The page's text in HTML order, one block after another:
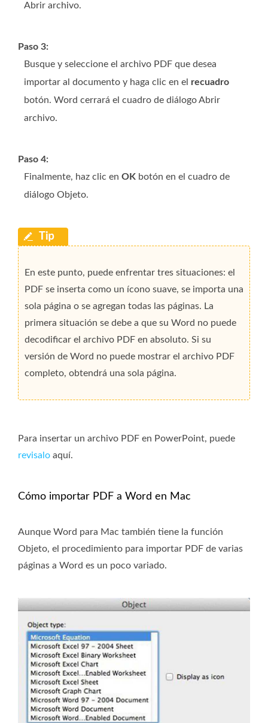
Abrir archivo.
Paso 3:
Busque y seleccione el archivo PDF que desea
importar al documento y haga clic en el recuadro
botón. Word cerrará el cuadro de diálogo Abrir
archivo.
Paso 4:
Finalmente, haz clic en OK botón en el cuadro de
diálogo Objeto.
En este punto, puede enfrentar tres situaciones: el
PDF se inserta como un ícono suave, se importa una
sola página o se agregan todas las páginas. La
primera situación se debe a que su Word no puede
decodificar el archivo PDF en absoluto. Si su
versión de Word no puede mostrar el archivo PDF
completo, obtendrá una sola página.
Para insertar un archivo PDF en PowerPoint, puede
revisalo aquí.
Cómo importar PDF a Word en Mac
Aunque Word para Mac también tiene la función
Objeto, el procedimiento para importar PDF de varias
páginas a Word es un poco variado.